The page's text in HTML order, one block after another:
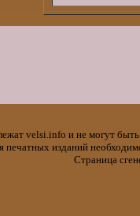
velsi.info и не могут
печатных изданий
Страница